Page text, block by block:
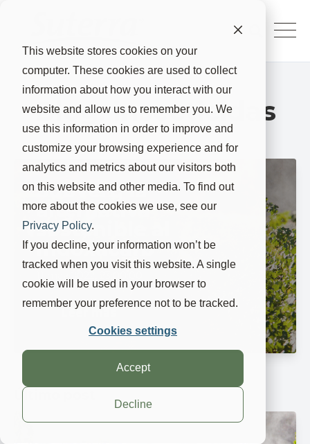
This website stores cookies on your
computer. These cookies are used to collect
information about how you interact with our
website and allow us to remember you. We
use this information in order to improve and
customize your browsing experience and for
analytics and metrics about our visitors both
on this website and other media. To find out
more about the cookies we use, see our
Privacy Policy.
If you decline, your information won’t be
tracked when you visit this website. A single
cookie will be used in your browser to
remember your preference not to be tracked.
Cookies settings
Accept
Decline
Blog: insecticidas
Subvert, la
alternativa
sostenible al
indoxacarb
Leer más
Último post